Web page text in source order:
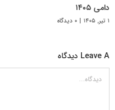
دامی ۱۴۰۵
۱ تیر, ۱۴۰۵ | ۰ دیدگاه
Leave A دیدگاه
دیدگاه